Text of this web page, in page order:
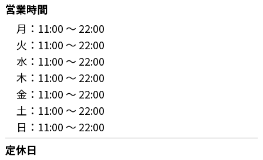
営業時間
月： 11:00 〜 22:00
火： 11:00 〜 22:00
水： 11:00 〜 22:00
木： 11:00 〜 22:00
金： 11:00 〜 22:00
土： 11:00 〜 22:00
日： 11:00 〜 22:00
定休日